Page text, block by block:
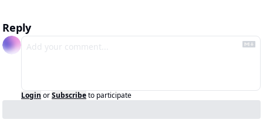
Reply
Login orSubscribeto participate